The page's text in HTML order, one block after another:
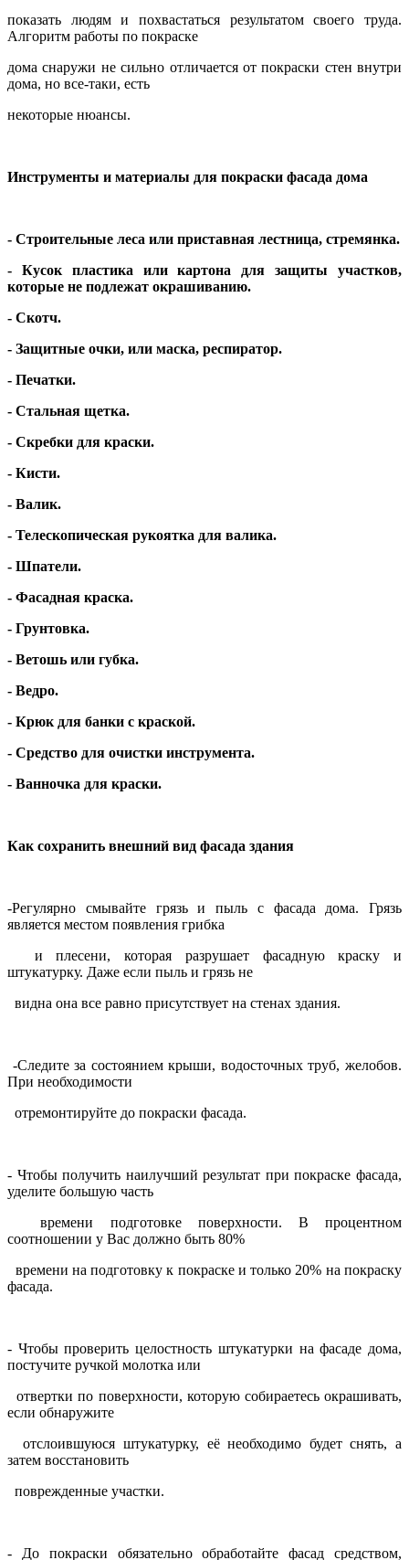
показать людям и похвастаться результатом своего труда.
Алгоритм работы по покраске
дома снаружи не сильно отличается от покраски стен внутри
дома, но все-таки, есть
некоторые нюансы.
Инструменты и материалы для покраски фасада дома
- Строительные леса или приставная лестница, стремянка.
- Кусок пластика или картона для защиты участков,
которые не подлежат окрашиванию.
- Скотч.
- Защитные очки, или маска, респиратор.
- Печатки.
- Стальная щетка.
- Скребки для краски.
- Кисти.
- Валик.
- Телескопическая рукоятка для валика.
- Шпатели.
- Фасадная краска.
- Грунтовка.
- Ветошь или губка.
- Ведро.
- Крюк для банки с краской.
- Средство для очистки инструмента.
- Ванночка для краски.
Как сохранить внешний вид фасада здания
-Регулярно смывайте грязь и пыль с фасада дома. Грязь
является местом появления грибка
и плесени, которая разрушает фасадную краску и
штукатурку. Даже если пыль и грязь не
видна она все равно присутствует на стенах здания.
-Следите за состоянием крыши, водосточных труб, желобов.
При необходимости
отремонтируйте до покраски фасада.
- Чтобы получить наилучший результат при покраске фасада,
уделите большую часть
времени подготовке поверхности. В процентном
соотношении у Вас должно быть 80%
времени на подготовку к покраске и только 20% на покраску
фасада.
- Чтобы проверить целостность штукатурки на фасаде дома,
постучите ручкой молотка или
отвертки по поверхности, которую собираетесь окрашивать,
если обнаружите
отслоившуюся штукатурку, её необходимо будет снять, а
затем восстановить
поврежденные участки.
- До покраски обязательно обработайте фасад средством,